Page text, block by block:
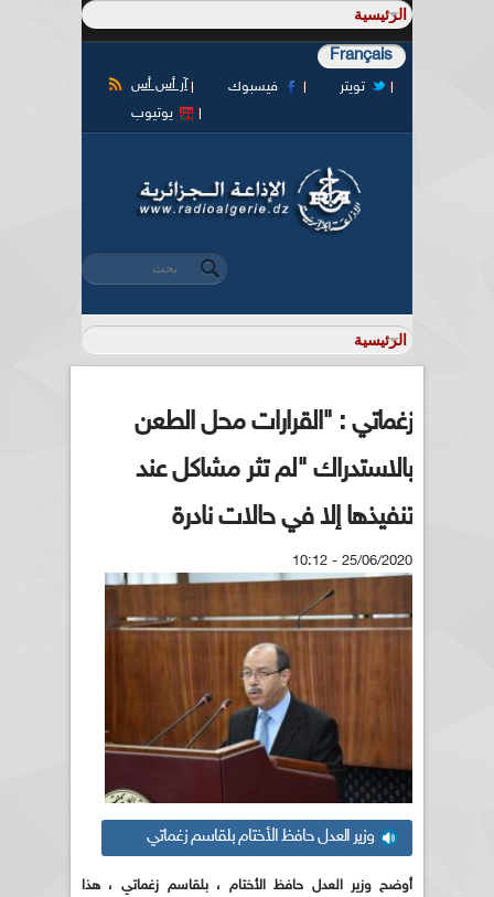
Français
آر أس أس فيسبوك
تويتر
يوتيوب
استمارة البحث
‏بحث ‏
زغماتي : "القرارات محل الطعن
بالاستدراك "لم تثر مشاكل عند
تنفيذها إلا في حالات نادرة
25/06/2020 - 10:12
وزير العدل حافظ الأختام بلقاسم زغماتي
أوضح وزير العدل حافظ الأختام ، بلقاسم زغماتي ، هذا